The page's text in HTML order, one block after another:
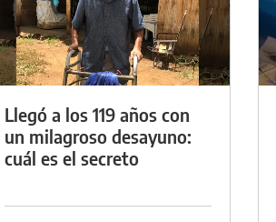
Llegó a los 119 años con
un milagroso desayuno:
cuál es el secreto